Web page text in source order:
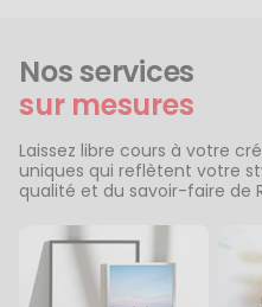
Nos services
sur mesures
Laissez libre cours à votre
uniques qui reflètent votre
qualité et du savoir-faire de